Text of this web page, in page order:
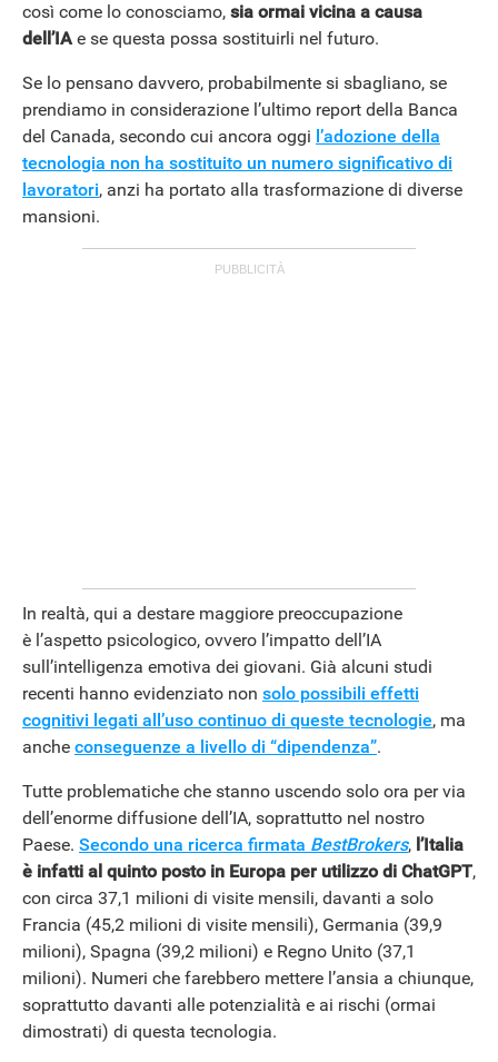
così come lo conosciamo, sia ormai vicina a causa
dell’IAe se questa possa sostituirli nel futuro.
Se lo pensano davvero, probabilmente si sbagliano, se
prendiamo in considerazione l’ultimo report della Banca
del Canada, secondo cui ancora oggi l’adozione della
tecnologia non ha sostituito un numero significativo di
lavoratori, anzi ha portato alla trasformazione di diverse
mansioni.
In realtà, qui a destare maggiore preoccupazione
è l’aspetto psicologico, ovvero l’impatto dell’IA
sull’intelligenza emotiva dei giovani. Già alcuni studi
recenti hanno evidenziato non solo possibili effetti
cognitivi legati all’uso continuo di queste tecnologie, ma
anche conseguenze a livello di “dipendenza”.
Tutte problematiche che stanno uscendo solo ora per via
dell’enorme diffusione dell’IA, soprattutto nel nostro
Paese. Secondo una ricerca firmata BestBrokers, l’Italia
è infatti al quinto posto in Europa per utilizzo di ChatGPT,
con circa 37,1 milioni di visite mensili, davanti a solo
Francia (45,2 milioni di visite mensili), Germania (39,9
milioni), Spagna (39,2 milioni) e Regno Unito (37,1
milioni). Numeri che farebbero mettere l’ansia a chiunque,
soprattutto davanti alle potenzialità e ai rischi (ormai
dimostrati) di questa tecnologia.